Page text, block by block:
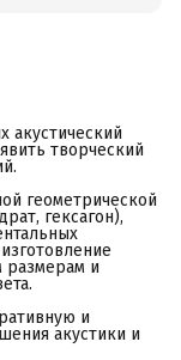
акустический
творческий
геометрической
гексагон),
размерам и
и
акустики и